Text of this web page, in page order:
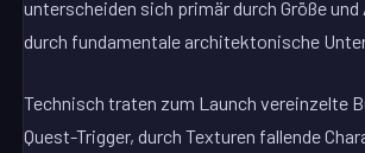
unterscheiden sich primär durch Größe
durch fundamentale architektonische
Technisch traten zum Launch vereinzelte
Quest-Trigger, durch Texturen fallende